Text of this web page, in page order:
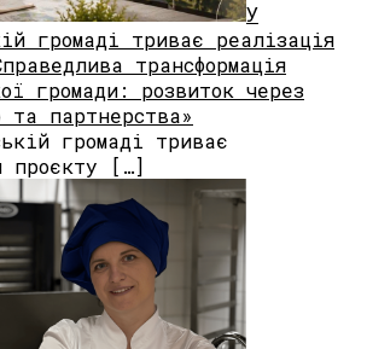
У
громаді триває реалізація
трансформація
громади: розвиток через
та партнерства»
громаді триває
проєкту […]